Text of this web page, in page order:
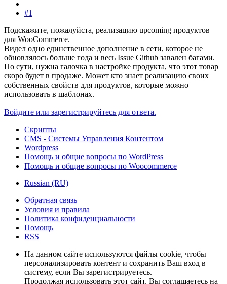
#1
Подскажите, пожалуйста, реализацию upcoming продуктов
для WooCommerce.
Видел одно единственное дополнение в сети, которое не
обновлялось больше года и весь Issue Github завален багами.
По сути, нужна галочка в настройке продукта, что этот товар
скоро будет в продаже. Может кто знает реализацию своих
собственных свойств для продуктов, которые можно
использовать в шаблонах.
Войдите или зарегистрируйтесь для ответа.
Скрипты
CMS - Системы Управления Контентом
Wordpress
Помощь и общие вопросы по WordPress
Помощь и общие вопросы по Woocommerce
Russian (RU)
Обратная связь
Условия и правила
Политика конфиденциальности
Помощь
RSS
На данном сайте используются файлы cookie, чтобы
персонализировать контент и сохранить Ваш вход в
систему, если Вы зарегистрируетесь.
Продолжая использовать этот сайт, Вы соглашаетесь на